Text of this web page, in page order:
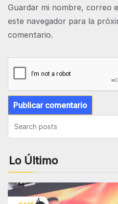
Guardar mi nombre, correo
este navegador para la
comentario.
Lo Último